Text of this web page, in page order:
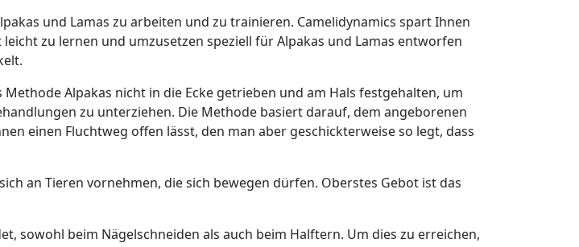
und Lamas zu arbeiten und zu trainieren. Camelidynamics spart Ihnen
zu lernen und umzusetzen speziell für Alpakas und Lamas entworfen
Alpakas nicht in die Ecke getrieben und am Hals festgehalten, um
zu unterziehen. Die Methode basiert darauf, dem angeborenen
einen Fluchtweg offen lässt, den man aber geschickterweise so legt, dass
an Tieren vornehmen, die sich bewegen dürfen. Oberstes Gebot ist das
sowohl beim Nägelschneiden als auch beim Halftern. Um dies zu erreichen,